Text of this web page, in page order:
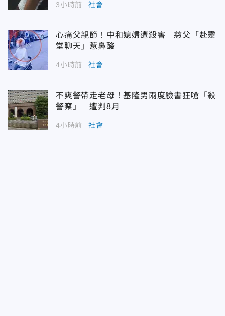
3小時前 社會
心痛父親節！中和媳婦遭殺害 慈父「赴靈
堂聊天」惹鼻酸
4小時前 社會
不爽警帶走老母！基隆男兩度臉書狂嗆「殺
警察」 遭判8月
4小時前 社會